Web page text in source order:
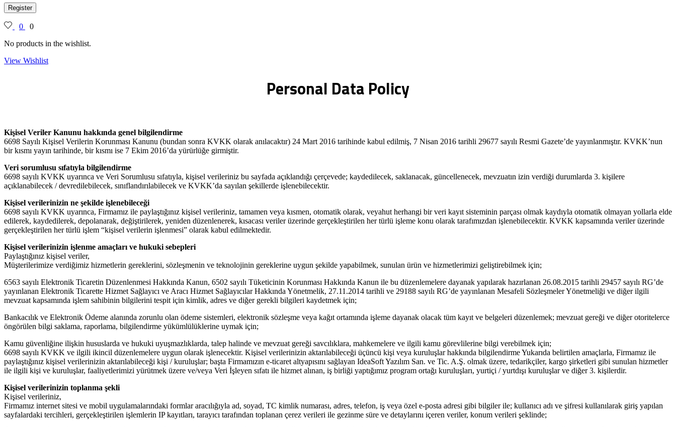
Register
0
0
No products in the wishlist.
View Wishlist
Personal Data Policy
Kişisel Veriler Kanunu hakkında genel bilgilendirme
6698 Sayılı Kişisel Verilerin Korunması Kanunu (bundan sonra KVKK olarak anılacaktır) 24 Mart 2016 tarihinde kabul edilmiş, 7 Nisan 2016 tarihli 29677 sayılı Resmi Gazete’de yayınlanmıştır. KVKK’nun
bir kısmı yayın tarihinde, bir kısmı ise 7 Ekim 2016’da yürürlüğe girmiştir.
Veri sorumlusu sıfatıyla bilgilendirme
6698 sayılı KVKK uyarınca ve Veri Sorumlusu sıfatıyla, kişisel verileriniz bu sayfada açıklandığı çerçevede; kaydedilecek, saklanacak, güncellenecek, mevzuatın izin verdiği durumlarda 3. kişilere
açıklanabilecek / devredilebilecek, sınıflandırılabilecek ve KVKK’da sayılan şekillerde işlenebilecektir.
Kişisel verilerinizin ne şekilde işlenebileceği
6698 sayılı KVKK uyarınca, Firmamız ile paylaştığınız kişisel verileriniz, tamamen veya kısmen, otomatik olarak, veyahut herhangi bir veri kayıt sisteminin parçası olmak kaydıyla otomatik olmayan yollarla elde
edilerek, kaydedilerek, depolanarak, değiştirilerek, yeniden düzenlenerek, kısacası veriler üzerinde gerçekleştirilen her türlü işleme konu olarak tarafımızdan işlenebilecektir. KVKK kapsamında veriler üzerinde
gerçekleştirilen her türlü işlem “kişisel verilerin işlenmesi” olarak kabul edilmektedir.
Kişisel verilerinizin işlenme amaçları ve hukuki sebepleri
Paylaştığınız kişisel veriler,
Müşterilerimize verdiğimiz hizmetlerin gereklerini, sözleşmenin ve teknolojinin gereklerine uygun şekilde yapabilmek, sunulan ürün ve hizmetlerimizi geliştirebilmek için;
6563 sayılı Elektronik Ticaretin Düzenlenmesi Hakkında Kanun, 6502 sayılı Tüketicinin Korunması Hakkında Kanun ile bu düzenlemelere dayanak yapılarak hazırlanan 26.08.2015 tarihli 29457 sayılı RG’de
yayınlanan Elektronik Ticarette Hizmet Sağlayıcı ve Aracı Hizmet Sağlayıcılar Hakkında Yönetmelik, 27.11.2014 tarihli ve 29188 sayılı RG’de yayınlanan Mesafeli Sözleşmeler Yönetmeliği ve diğer ilgili
mevzuat kapsamında işlem sahibinin bilgilerini tespit için kimlik, adres ve diğer gerekli bilgileri kaydetmek için;
Bankacılık ve Elektronik Ödeme alanında zorunlu olan ödeme sistemleri, elektronik sözleşme veya kağıt ortamında işleme dayanak olacak tüm kayıt ve belgeleri düzenlemek; mevzuat gereği ve diğer otoritelerce
öngörülen bilgi saklama, raporlama, bilgilendirme yükümlülüklerine uymak için;
Kamu güvenliğine ilişkin hususlarda ve hukuki uyuşmazlıklarda, talep halinde ve mevzuat gereği savcılıklara, mahkemelere ve ilgili kamu görevlilerine bilgi verebilmek için;
6698 sayılı KVKK ve ilgili ikincil düzenlemelere uygun olarak işlenecektir. Kişisel verilerinizin aktarılabileceği üçüncü kişi veya kuruluşlar hakkında bilgilendirme Yukarıda belirtilen amaçlarla, Firmamız ile
paylaştığınız kişisel verilerinizin aktarılabileceği kişi / kuruluşlar; başta Firmamızın e-ticaret altyapısını sağlayan IdeaSoft Yazılım San. ve Tic. A.Ş. olmak üzere, tedarikçiler, kargo şirketleri gibi sunulan hizmetler
ile ilgili kişi ve kuruluşlar, faaliyetlerimizi yürütmek üzere ve/veya Veri İşleyen sıfatı ile hizmet alınan, iş birliği yaptığımız program ortağı kuruluşları, yurtiçi / yurtdışı kuruluşlar ve diğer 3. kişilerdir.
Kişisel verilerinizin toplanma şekli
Kişisel verileriniz,
Firmamız internet sitesi ve mobil uygulamalarındaki formlar aracılığıyla ad, soyad, TC kimlik numarası, adres, telefon, iş veya özel e-posta adresi gibi bilgiler ile; kullanıcı adı ve şifresi kullanılarak giriş yapılan
sayfalardaki tercihleri, gerçekleştirilen işlemlerin IP kayıtları, tarayıcı tarafından toplanan çerez verileri ile gezinme süre ve detaylarını içeren veriler, konum verileri şeklinde;